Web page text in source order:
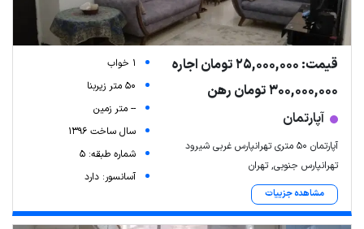
قیمت: 25,000,000 تومان اجاره
300,000,000 تومان رهن
آپارتمان
آپارتمان ۵۰ متری تهرانپارس غربی شیرود
تهرانپارس جنوبی, تهران
مشاهده جزییات
1 خواب
50 متر زیربنا
-- متر زمین
سال ساخت 1396
شماره طبقه: 5
آسانسور: دارد